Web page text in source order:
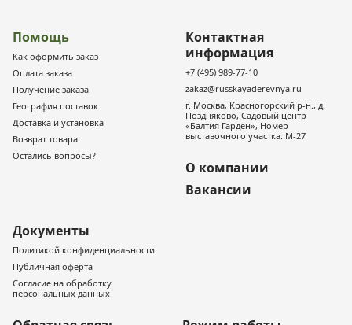
Помощь
Как оформить заказ
Оплата заказа
Получение заказа
География поставок
Доставка и установка
Возврат товара
Остались вопросы?
Контактная
информация
+7 (495) 989-77-10
zakaz@russkayaderevnya.ru
г. Москва, Красногорский р-н., д.
Поздняково, Садовый центр
«Балтия Гарден», Номер
выставочного участка: М-27
О компании
Вакансии
Документы
Политикой конфиденциальности
Публичная оферта
Согласие на обработку
персональных данных